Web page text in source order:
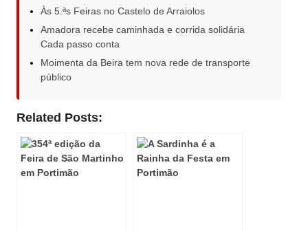
Às 5.ªs Feiras no Castelo de Arraiolos
Amadora recebe caminhada e corrida solidária
Cada passo conta
Moimenta da Beira tem nova rede de transporte
público
Related Posts: